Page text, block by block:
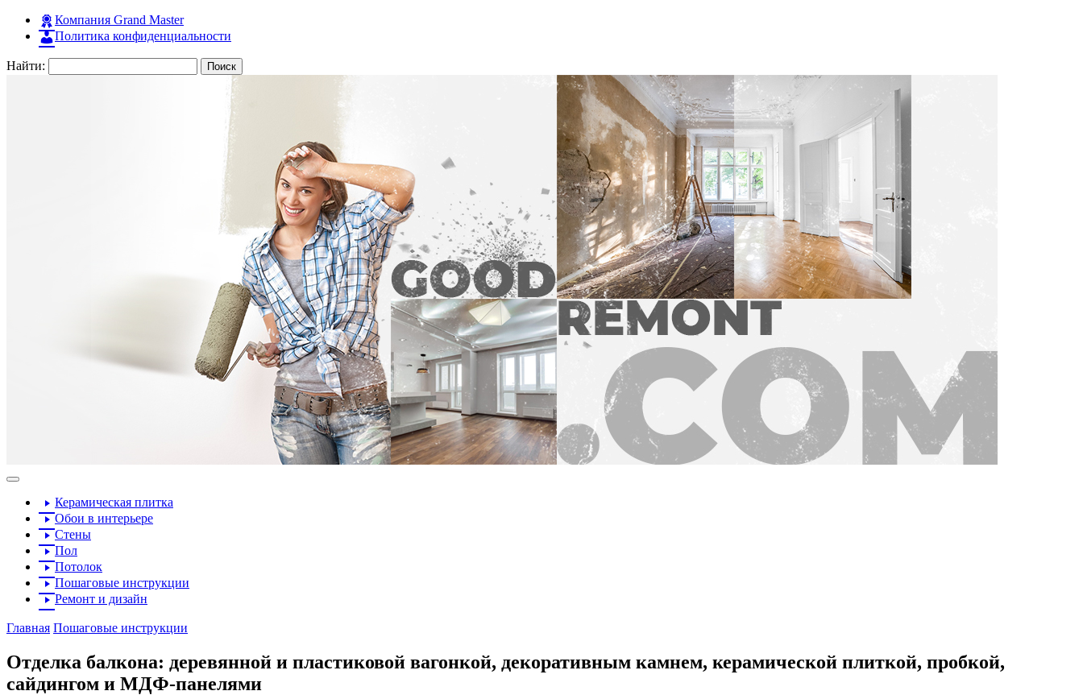
Компания Grand Master
Политика конфиденциальности
Найти:
Керамическая плитка
Обои в интерьере
Стены
Пол
Потолок
Пошаговые инструкции
Ремонт и дизайн
Главная Пошаговые инструкции
Отделка балкона: деревянной и пластиковой вагонкой, декоративным камнем, керамической плиткой, пробкой,
сайдингом и МДФ-панелями